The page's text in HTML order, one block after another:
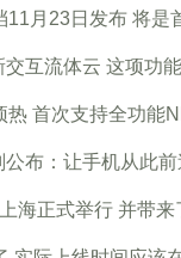
11月23日发布 将是
互流体云 这项功
热 首次支持全功能
布：让手机从此
海正式举行 并带来